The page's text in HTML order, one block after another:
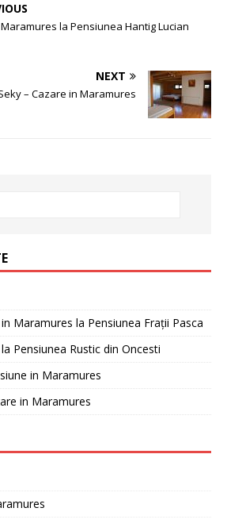
la Pensiunea Hantig Lucian
NEXT
– Cazare in Maramures
Maramures la Pensiunea Frații Pasca
Pensiunea Rustic din Oncesti
in Maramures
in Maramures